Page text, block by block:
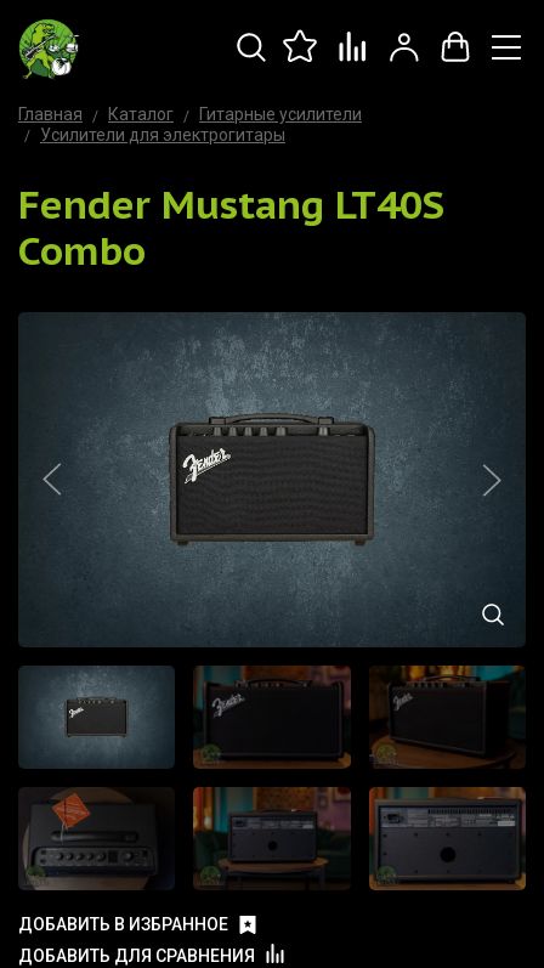
Главная Каталог
Гитарные усилители
Усилители для электрогитары
Fender Mustang LT40S
Combo
ДОБАВИТЬ В ИЗБРАННОЕ
ДОБАВИТЬ ДЛЯ СРАВНЕНИЯ